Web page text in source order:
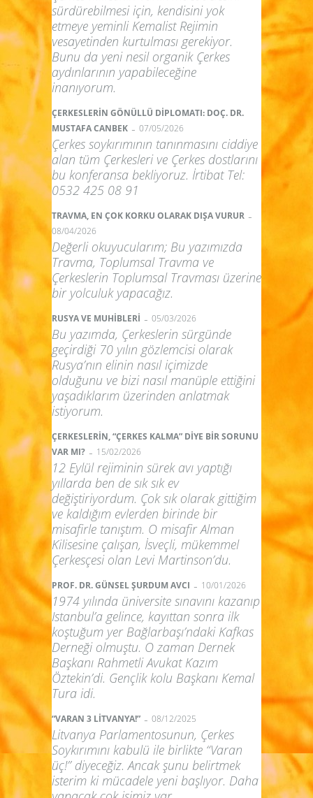
sürdürebilmesi için, kendisini yok
etmeye yeminli Kemalist Rejimin
vesayetinden kurtulması gerekiyor.
Bunu da yeni nesil organik Çerkes
aydınlarının yapabileceğine
inanıyorum.
ÇERKESLERİN GÖNÜLLÜ DİPLOMATI: DOÇ. DR.
MUSTAFA CANBEK - 07/05/2026
Çerkes soykırımının tanınmasını ciddiye
alan tüm Çerkesleri ve Çerkes dostlarını
bu konferansa bekliyoruz. İrtibat Tel:
0532 425 08 91
TRAVMA, EN ÇOK KORKU OLARAK DIŞA VURUR -
08/04/2026
Değerli okuyucularım; Bu yazımızda
Travma, Toplumsal Travma ve
Çerkeslerin Toplumsal Travması üzerine
bir yolculuk yapacağız.
RUSYA VE MUHİBLERİ - 05/03/2026
Bu yazımda, Çerkeslerin sürgünde
geçirdiği 70 yılın gözlemcisi olarak
Rusya’nın elinin nasıl içimizde
olduğunu ve bizi nasıl manüple ettiğini
yaşadıklarım üzerinden anlatmak
istiyorum.
ÇERKESLERİN, “ÇERKES KALMA” DİYE BİR SORUNU
VAR MI? - 15/02/2026
12 Eylül rejiminin sürek avı yaptığı
yıllarda ben de sık sık ev
değiştiriyordum. Çok sık olarak gittiğim
ve kaldığım evlerden birinde bir
misafirle tanıştım. O misafir Alman
Kilisesine çalışan, İsveçli, mükemmel
Çerkesçesi olan Levi Martinson’du.
PROF. DR. GÜNSEL ŞURDUM AVCI - 10/01/2026
1974 yılında üniversite sınavını kazanıp
Istanbul’a gelince, kayıttan sonra ilk
koştuğum yer Bağlarbaşı’ndaki Kafkas
Derneği olmuştu. O zaman Dernek
Başkanı Rahmetli Avukat Kazım
Öztekin’di. Gençlik kolu Başkanı Kemal
Tura idi.
“VARAN 3 LİTVANYA!” - 08/12/2025
Litvanya Parlamentosunun, Çerkes
Soykırımını kabulü ile birlikte “Varan
üç!” diyeceğiz. Ancak şunu belirtmek
isterim ki mücadele yeni başlıyor. Daha